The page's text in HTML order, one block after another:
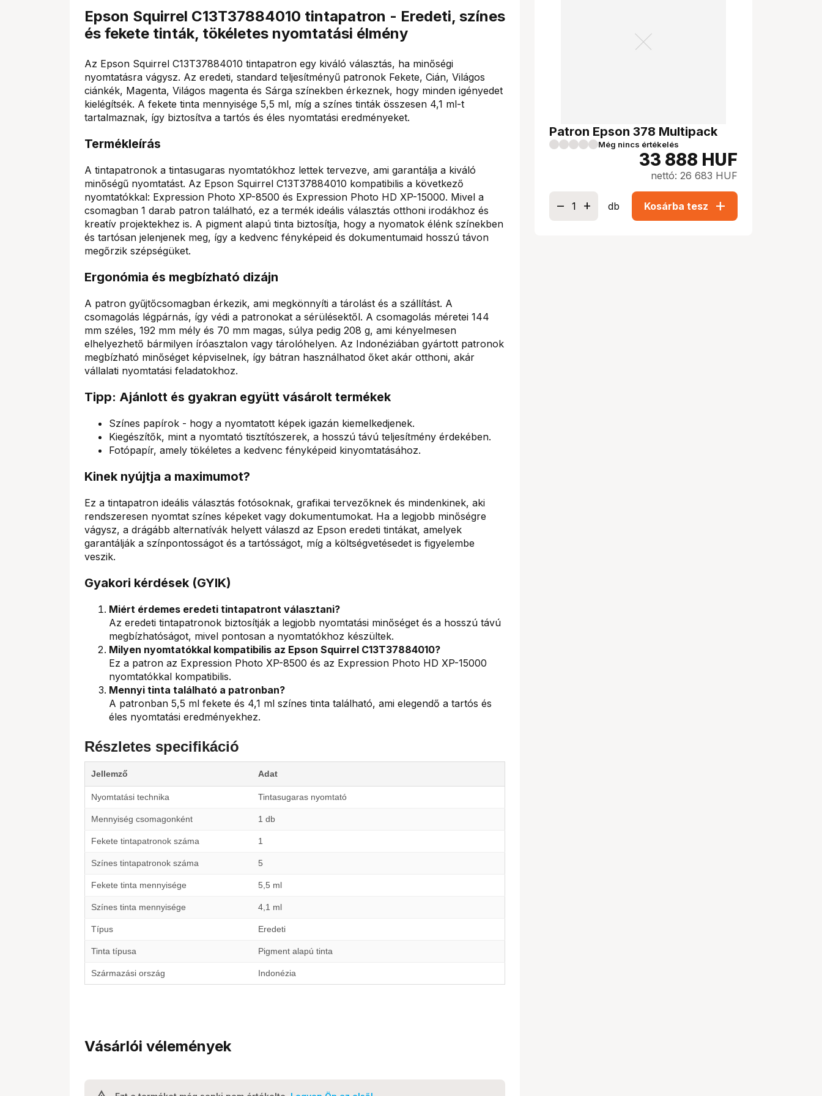
Epson Squirrel C13T37884010 tintapatron - Eredeti, színes
és fekete tinták, tökéletes nyomtatási élmény
Az Epson Squirrel C13T37884010 tintapatron egy kiváló választás, ha minőségi
nyomtatásra vágysz. Az eredeti, standard teljesítményű patronok Fekete, Cián, Világos
ciánkék, Magenta, Világos magenta és Sárga színekben érkeznek, hogy minden igényedet
kielégítsék. A fekete tinta mennyisége 5,5 ml, míg a színes tinták összesen 4,1 ml-t
tartalmaznak, így biztosítva a tartós és éles nyomtatási eredményeket.
Termékleírás
A tintapatronok a tintasugaras nyomtatókhoz lettek tervezve, ami garantálja a kiváló
minőségű nyomtatást. Az Epson Squirrel C13T37884010 kompatibilis a következő
nyomtatókkal: Expression Photo XP-8500 és Expression Photo HD XP-15000. Mivel a
csomagban 1 darab patron található, ez a termék ideális választás otthoni irodákhoz és
kreatív projektekhez is. A pigment alapú tinta biztosítja, hogy a nyomatok élénk színekben
és tartósan jelenjenek meg, így a kedvenc fényképeid és dokumentumaid hosszú távon
megőrzik szépségüket.
Ergonómia és megbízható dizájn
A patron gyűjtőcsomagban érkezik, ami megkönnyíti a tárolást és a szállítást. A
csomagolás légpárnás, így védi a patronokat a sérülésektől. A csomagolás méretei 144
mm széles, 192 mm mély és 70 mm magas, súlya pedig 208 g, ami kényelmesen
elhelyezhető bármilyen íróasztalon vagy tárolóhelyen. Az Indonéziában gyártott patronok
megbízható minőséget képviselnek, így bátran használhatod őket akár otthoni, akár
vállalati nyomtatási feladatokhoz.
Tipp: Ajánlott és gyakran együtt vásárolt termékek
Színes papírok - hogy a nyomtatott képek igazán kiemelkedjenek.
Kiegészítők, mint a nyomtató tisztítószerek, a hosszú távú teljesítmény érdekében.
Fotópapír, amely tökéletes a kedvenc fényképeid kinyomtatásához.
Kinek nyújtja a maximumot?
Ez a tintapatron ideális választás fotósoknak, grafikai tervezőknek és mindenkinek, aki
rendszeresen nyomtat színes képeket vagy dokumentumokat. Ha a legjobb minőségre
vágysz, a drágább alternatívák helyett válaszd az Epson eredeti tintákat, amelyek
garantálják a színpontosságot és a tartósságot, míg a költségvetésedet is figyelembe
veszik.
Gyakori kérdések (GYIK)
Miért érdemes eredeti tintapatront választani?
Az eredeti tintapatronok biztosítják a legjobb nyomtatási minőséget és a hosszú távú
megbízhatóságot, mivel pontosan a nyomtatókhoz készültek.
Milyen nyomtatókkal kompatibilis az Epson Squirrel C13T37884010?
Ez a patron az Expression Photo XP-8500 és az Expression Photo HD XP-15000
nyomtatókkal kompatibilis.
Mennyi tinta található a patronban?
A patronban 5,5 ml fekete és 4,1 ml színes tinta található, ami elegendő a tartós és
éles nyomtatási eredményekhez.
Részletes specifikáció
Jellemző Adat
Nyomtatási technika Tintasugaras nyomtató
Mennyiség csomagonként 1 db
Fekete tintapatronok száma 1
Színes tintapatronok száma 5
Fekete tinta mennyisége 5,5 ml
Színes tinta mennyisége 4,1 ml
Típus Eredeti
Tinta típusa Pigment alapú tinta
Származási ország Indonézia
Vásárlói vélemények
Patron Epson 378 Multipack
Még nincs értékelés
33 888 HUF
nettó: 26 683 HUF
db Kosárba tesz add